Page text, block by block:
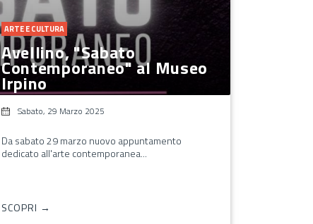
ARTE E CULTURA
Avellino, "Sabato
Contemporaneo" al Museo
Irpino
Sabato, 29 Marzo 2025
Da sabato 29 marzo nuovo appuntamento
dedicato all'arte contemporanea...
SCOPRI →